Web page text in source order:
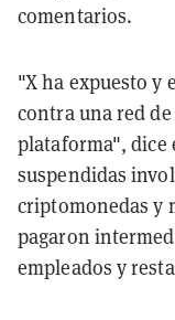
comentarios.
"X ha expuesto y
contra una red
plataforma", dice
suspendidas
criptomonedas y
pagaron
empleados y